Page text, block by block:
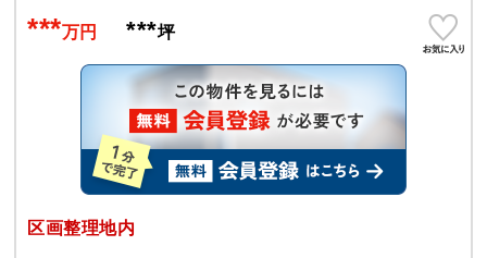
***万円 ***坪
区画整理地内